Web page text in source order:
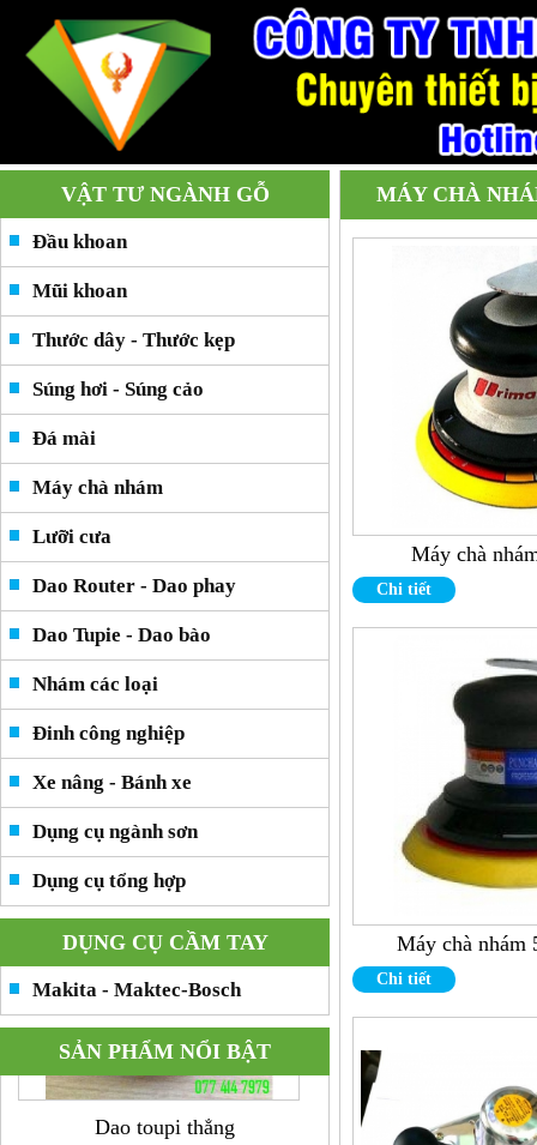
VẬT TƯ NGÀNH GỖ
Đầu khoan
Mũi khoan
Thước dây - Thước kẹp
Súng hơi - Súng cảo
Đá mài
Máy chà nhám
Lưỡi cưa
Dao Router - Dao phay
Dao Tupie - Dao bào
Nhám các loại
Đinh công nghiệp
Xe nâng - Bánh xe
Dụng cụ ngành sơn
Dụng cụ tổng hợp
DỤNG CỤ CẦM TAY
Makita - Maktec-Bosch
SẢN PHẨM NỔI BẬT
Dao toupi thẳng
MÁY CHÀ
Máy chà
Chi tiết
Máy chà nhám
Chi tiết